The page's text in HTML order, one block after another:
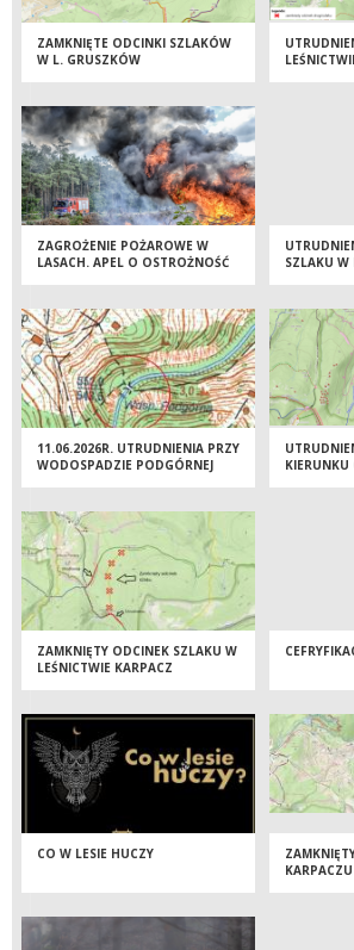
ZAMKNIĘTE ODCINKI SZLAKÓW
W L. GRUSZKÓW
ZAGROŻENIE POŻAROWE W
LASACH. APEL O OSTROŻNOŚĆ
SZLAKU
11.06.2026R. UTRUDNIENIA PRZY
WODOSPADZIE PODGÓRNEJ
ZAMKNIĘTY ODCINEK SZLAKU W
LEŚNICTWIE KARPACZ
CO W LESIE HUCZY
KARPACZU